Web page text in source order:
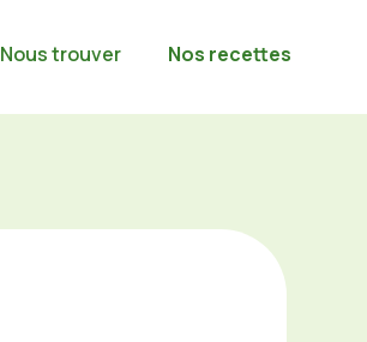
Nous trouver Nos recettes